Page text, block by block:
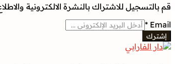
قم بالتسجيل للاشتراك بالنشرة الالكترونية
Email
*
إشترك